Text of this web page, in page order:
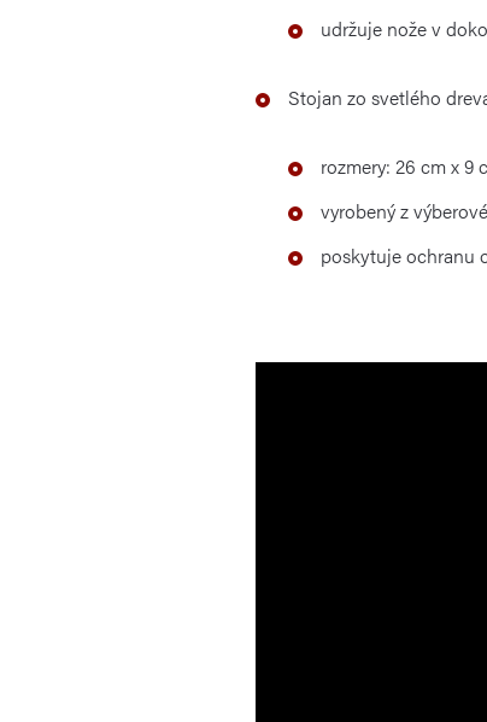
udržuje nože v
Stojan zo svetlého
rozmery: 26 cm x9
vyrobenýz
poskytuje ochranu